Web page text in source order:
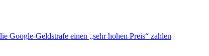
Google-Geldstrafe einen „sehr hohen Preis“ zahlen